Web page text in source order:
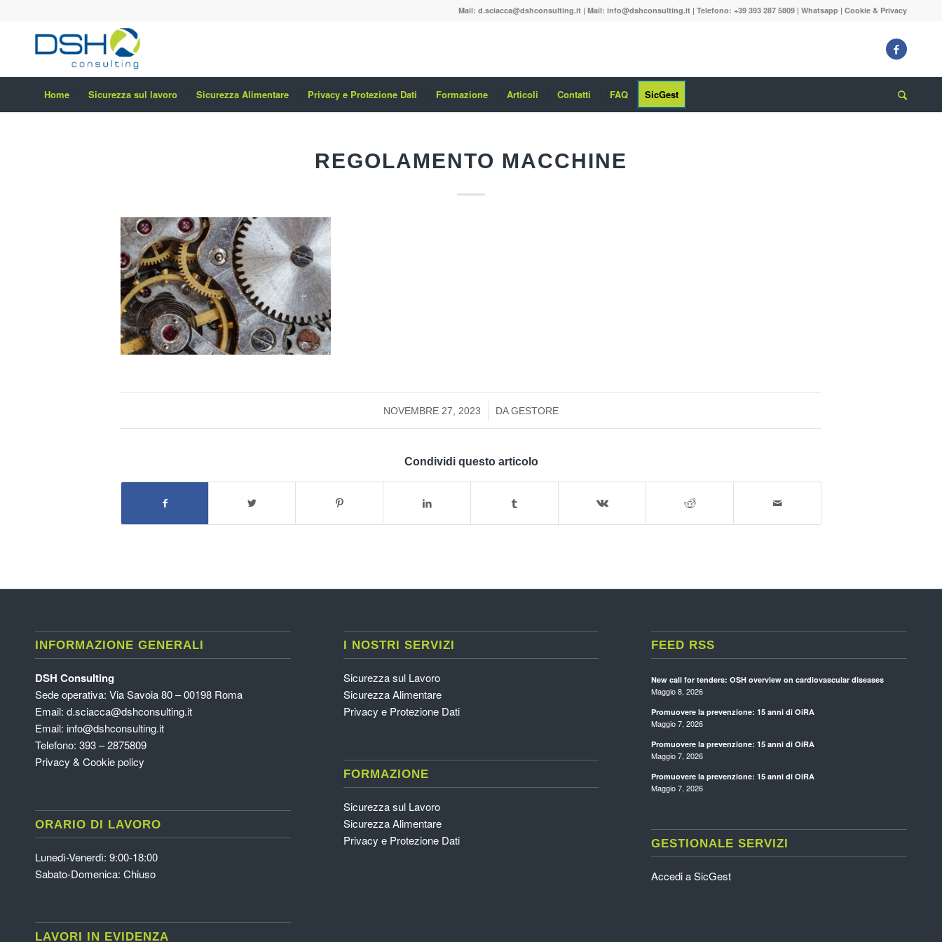
Mail: d.sciacca@dshconsulting.it | Mail: info@dshconsulting.it | Telefono: +39 393 287 5809 | Whatsapp | Cookie & Privacy
Home Sicurezza sul lavoro Sicurezza Alimentare Privacy e Protezione Dati Formazione Articoli Contatti FAQ SicGest
REGOLAMENTO MACCHINE
NOVEMBRE 27, 2023
/ DAGESTORE
Condividi questo articolo
INFORMAZIONE GENERALI
DSH Consulting
Sede operativa: Via Savoia 80 – 00198 Roma
Email: d.sciacca@dshconsulting.it
Email: info@dshconsulting.it
Telefono: 393 – 2875809
Privacy & Cookie policy
ORARIO DI LAVORO
Lunedì-Venerdì: 9:00-18:00
Sabato-Domenica: Chiuso
LAVORI IN EVIDENZA
I NOSTRI SERVIZI
Sicurezza sul Lavoro
Sicurezza Alimentare
Privacy e Protezione Dati
FORMAZIONE
Sicurezza sul Lavoro
Sicurezza Alimentare
Privacy e Protezione Dati
FEED RSS
New call for tenders: OSH overview on cardiovascular diseases
Maggio 8, 2026
Promuovere la prevenzione: 15 anni di OiRA
Maggio 7, 2026
Promuovere la prevenzione: 15 anni di OiRA
Maggio 7, 2026
Promuovere la prevenzione: 15 anni di OiRA
Maggio 7, 2026
GESTIONALE SERVIZI
Accedi a SicGest